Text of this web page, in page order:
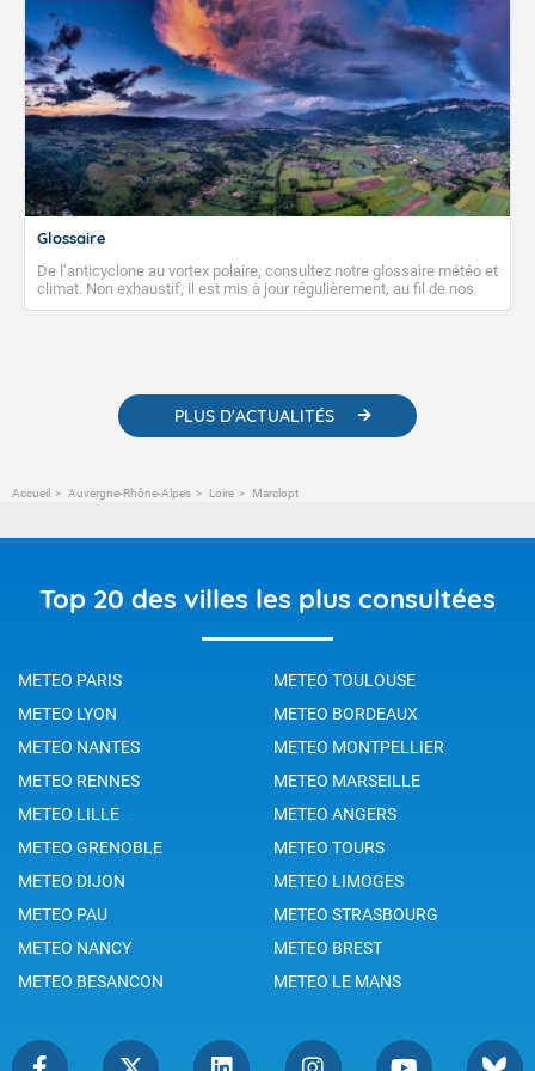
Glossaire
De l’anticyclone au vortex polaire, consultez notre glossaire météo et
climat. Non exhaustif, il est mis à jour régulièrement, au fil de nos
publications. Vous y trouverez également des liens utiles vers nos
PLUS D'ACTUALITÉS
Accueil Auvergne-Rhône-Alpes Loire Marclopt
Top 20 des villes les plus consultées
METEO PARIS
METEO TOULOUSE
METEO LYON
METEO BORDEAUX
METEO NANTES
METEO MONTPELLIER
METEO RENNES
METEO MARSEILLE
METEO LILLE
METEO ANGERS
METEO GRENOBLE
METEO TOURS
METEO DIJON
METEO LIMOGES
METEO PAU
METEO STRASBOURG
METEO NANCY
METEO BREST
METEO BESANCON
METEO LE MANS